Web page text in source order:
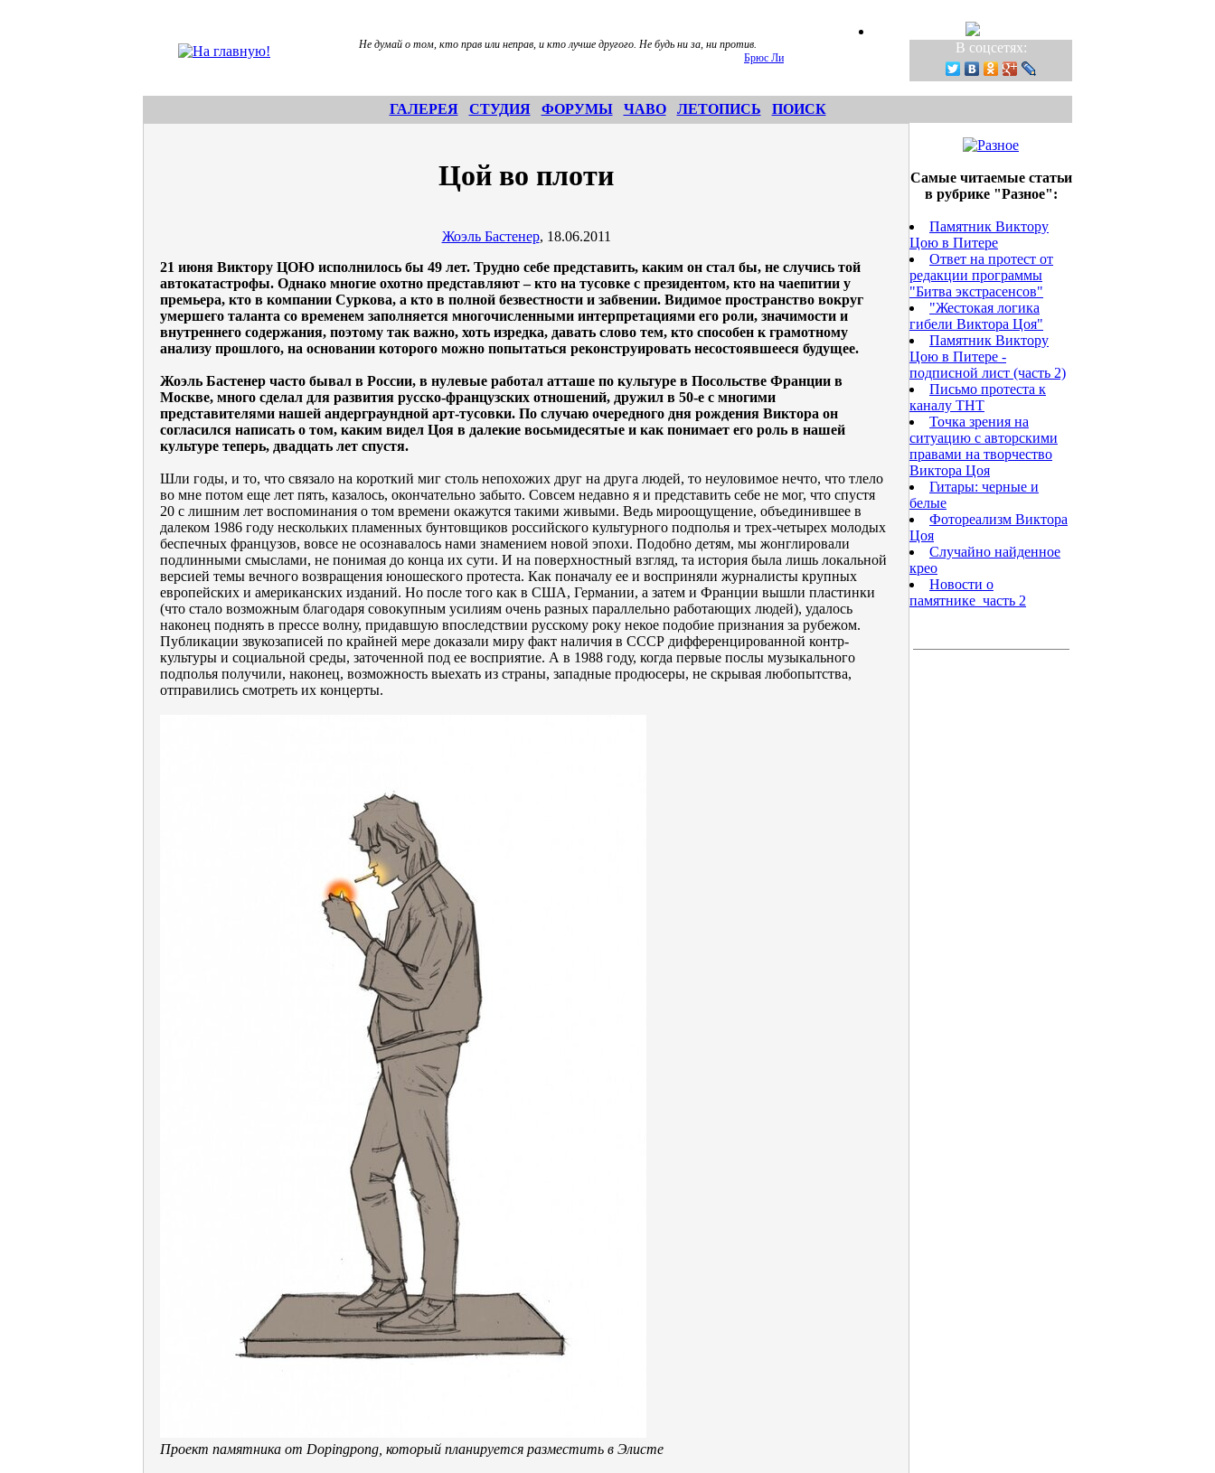
Не думай о том, кто прав или неправ, и кто лучше другого. Не будь ни за, ни против.
Брюс Ли
В соцсетях:
ГАЛЕРЕЯ СТУДИЯ ФОРУМЫ ЧАВО ЛЕТОПИСЬ ПОИСК
Цой во плоти
Жоэль Бастенер, 18.06.2011
21 июня Виктору ЦОЮ исполнилось бы 49 лет. Трудно себе представить, каким он стал бы, не случись той
автокатастрофы. Однако многие охотно представляют – кто на тусовке с президентом, кто на чаепитии у
премьера, кто в компании Суркова, а кто в полной безвестности и забвении. Видимое пространство вокруг
умершего таланта со временем заполняется многочисленными интерпретациями его роли, значимости и
внутреннего содержания, поэтому так важно, хоть изредка, давать слово тем, кто способен к грамотному
анализу прошлого, на основании которого можно попытаться реконструировать несостоявшееся будущее.
Жоэль Бастенер часто бывал в России, в нулевые работал атташе по культуре в Посольстве Франции в
Москве, много сделал для развития русско-французских отношений, дружил в 50-е с многими
представителями нашей андерграундной арт-тусовки. По случаю очередного дня рождения Виктора он
согласился написать о том, каким видел Цоя в далекие восьмидесятые и как понимает его роль в нашей
культуре теперь, двадцать лет спустя.
Шли годы, и то, что связало на короткий миг столь непохожих друг на друга людей, то неуловимое нечто, что тлело
во мне потом еще лет пять, казалось, окончательно забыто. Совсем недавно я и представить себе не мог, что спустя
20 с лишним лет воспоминания о том времени окажутся такими живыми. Ведь мироощущение, объединившее в
далеком 1986 году нескольких пламенных бунтовщиков российского культурного подполья и трех-четырех молодых
беспечных французов, вовсе не осознавалось нами знамением новой эпохи. Подобно детям, мы жонглировали
подлинными смыслами, не понимая до конца их сути. И на поверхностный взгляд, та история была лишь локальной
версией темы вечного возвращения юношеского протеста. Как поначалу ее и восприняли журналисты крупных
европейских и американских изданий. Но после того как в США, Германии, а затем и Франции вышли пластинки
(что стало возможным благодаря совокупным усилиям очень разных параллельно работающих людей), удалось
наконец поднять в прессе волну, придавшую впоследствии русскому року некое подобие признания за рубежом.
Публикации звукозаписей по крайней мере доказали миру факт наличия в СССР дифференцированной контр-
культуры и социальной среды, заточенной под ее восприятие. А в 1988 году, когда первые послы музыкального
подполья получили, наконец, возможность выехать из страны, западные продюсеры, не скрывая любопытства,
отправились смотреть их концерты.
Проект памятника от Dopingpong, который планируется разместить в Элисте
Самые читаемые статьи
в рубрике "Разное":
Памятник Виктору
Цою в Питере
Ответ на протест от
редакции программы
"Битва экстрасенсов"
"Жестокая логика
гибели Виктора Цоя"
Памятник Виктору
Цою в Питере -
подписной лист (часть 2)
Письмо протеста к
каналу ТНТ
Точка зрения на
ситуацию с авторскими
правами на творчество
Виктора Цоя
Гитары: черные и
белые
Фотореализм Виктора
Цоя
Случайно найденное
крео
Новости о
памятнике_часть 2